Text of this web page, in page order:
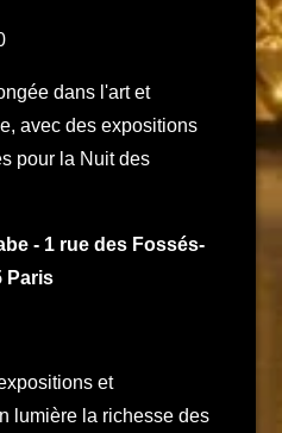
dans l'art et
avec des expositions
pour la Nuit des
- 1 rue des Fossés-
Paris
et
lumière la richesse des